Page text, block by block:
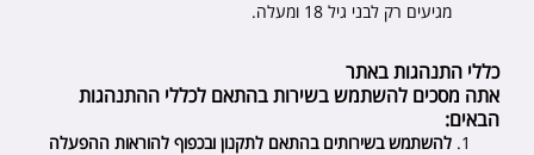
מגיעים רק לבני גיל 18 ומעלה.
כללי התנהגות באתר
אתה מסכים להשתמש בשירות בהתאם לכללי ההתנהגות
הבאים:
להשתמש בשירותים בהתאם לתקנון ובכפוף להוראות ההפעלה